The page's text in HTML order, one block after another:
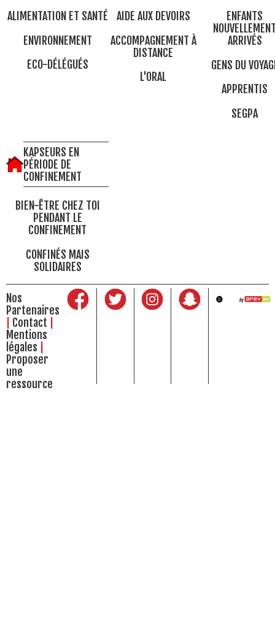
ALIMENTATION ET SANTÉ
ENVIRONNEMENT
ECO-DÉLÉGUÉS
AIDE AUX DEVOIRS
ACCOMPAGNEMENT À
DISTANCE
L'ORAL
ENFANTS
ARRIVÉS
GENS DU
APPRENTIS
SEGPA
KAPSEURS EN
PÉRIODE DE
CONFINEMENT
BIEN-ÊTRE CHEZ TOI
PENDANT LE
CONFINEMENT
CONFINÉS MAIS
SOLIDAIRES
Nos
Partenaires
Contact
Mentions
légales
Proposer
une
ressource